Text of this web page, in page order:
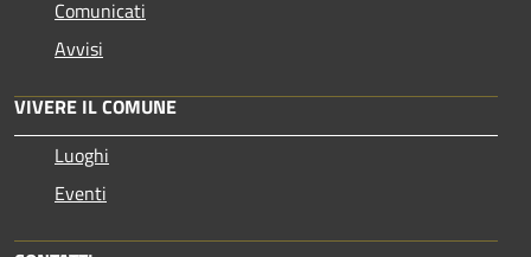
Comunicati
Avvisi
VIVERE IL COMUNE
Luoghi
Eventi